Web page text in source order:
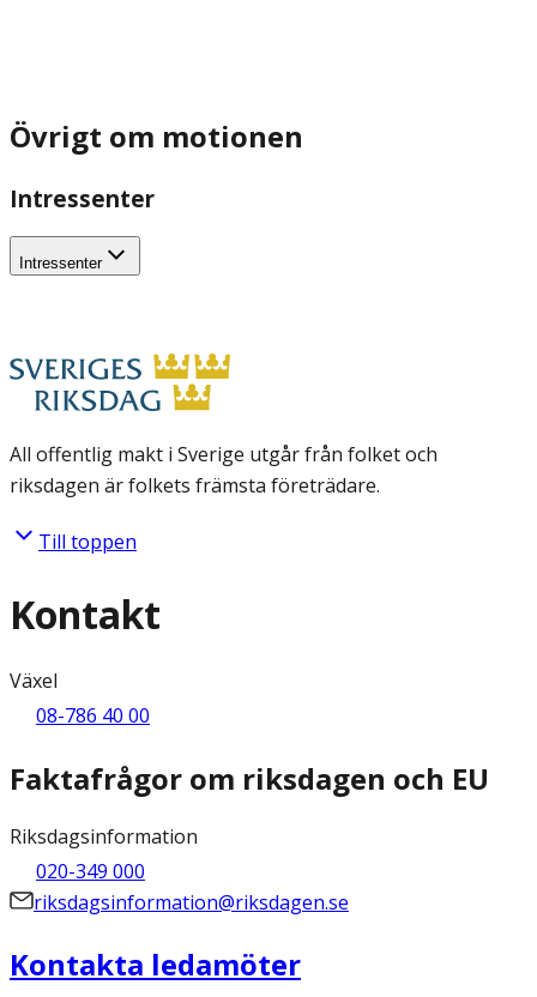
Övrigt om motionen
Intressenter
Intressenter
All offentlig makt i Sverige utgår från folket och
riksdagen är folkets främsta företrädare.
Till toppen
Kontakt
Växel
08-786 40 00
Faktafrågor om riksdagen och EU
Riksdagsinformation
020-349 000
riksdagsinformation@riksdagen.se
Kontakta ledamöter